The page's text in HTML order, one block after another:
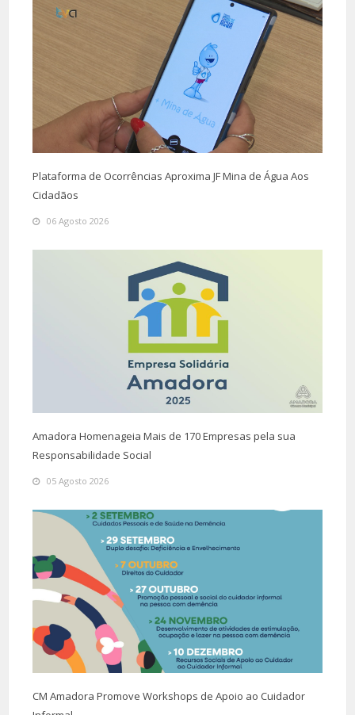
Plataforma de Ocorrências Aproxima JF Mina de Água Aos
Cidadãos
06 Agosto 2026
Amadora Homenageia Mais de 170 Empresas pela sua
Responsabilidade Social
05 Agosto 2026
CM Amadora Promove Workshops de Apoio ao Cuidador